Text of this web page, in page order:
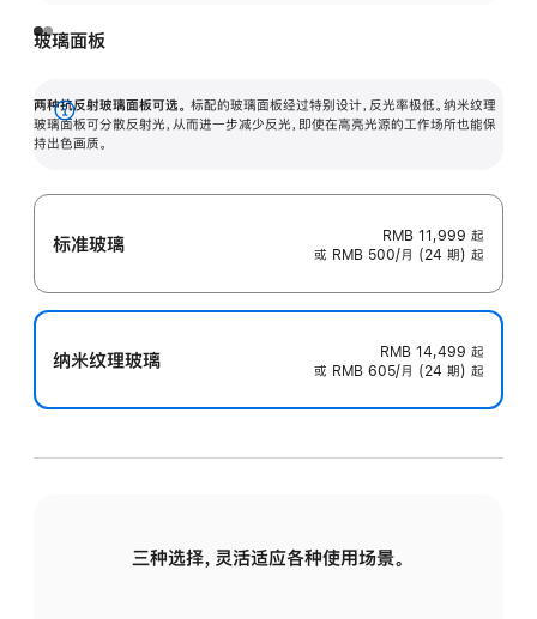
玻璃面板
两种抗反射玻璃面板可选。 标配的玻璃面板经过特别设计，反光率极低。纳米纹理
玻璃面板可分散反射光，从而进一步减少反光，即使在高亮光源的工作场所也能保
持出色画质。
展
开
标准玻璃 RMB 11,999 起
或 RMB 500/月 (24 期) 起
纳米纹理玻璃 RMB 14,499 起
或 RMB 605/月 (24 期) 起
三种选择，灵活适应各种使用场景。